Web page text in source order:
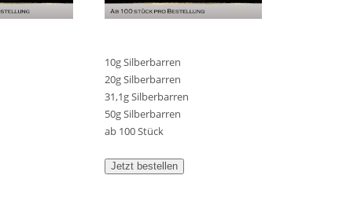
10g Silberbarren
20g Silberbarren
31,1g Silberbarren
50g Silberbarren
ab 100 Stück
Jetzt bestellen